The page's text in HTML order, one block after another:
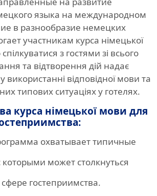
языка на международном
в разнообразие немецких
участникам курса німецької
з гостями зі всього
та відтворення дій надає
використанні відповідної мови та
типових ситуаціях у готелях.
курса німецької мови для
охватывает типичные
которыми может столкнуться
гостеприимства.